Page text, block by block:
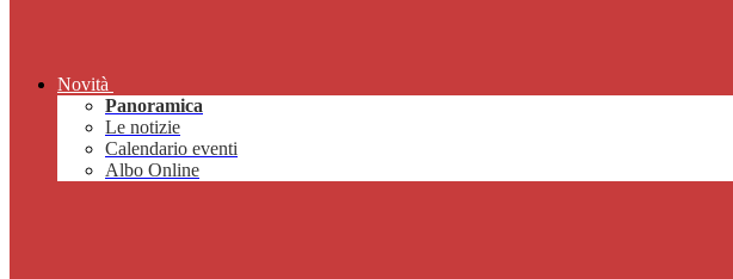
Novità
Panoramica
Le notizie
Calendario eventi
Albo Online